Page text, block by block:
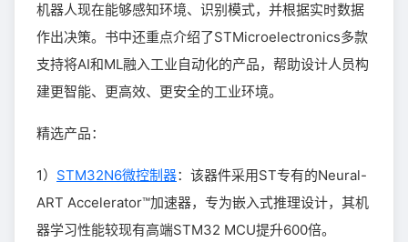
机器人现在能够感知环境、识别模式，并根据实时数据
作出决策。书中还重点介绍了STMicroelectronics多款
支持将AI和ML融入工业自动化的产品，帮助设计人员构
建更智能、更高效、更安全的工业环境。
精选产品：
1） STM32N6微控制器：该器件采用ST专有的Neural-
ART Accelerator™加速器，专为嵌入式推理设计，其机
器学习性能较现有高端STM32 MCU提升600倍。